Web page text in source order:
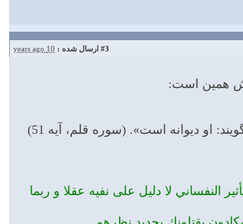
#3 ارسال شده : 10 years ago
همین است:
او دیوانه است». (سوره قلم، آیه 51)
النفساني لا دليل على نفيه عقلا و ربما